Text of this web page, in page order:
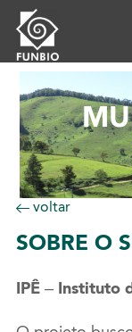
voltar
SOBRE O
IPÊ – Instituto